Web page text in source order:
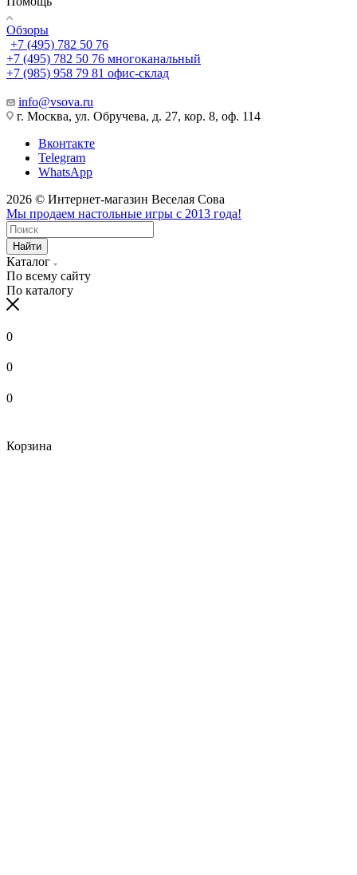
Обзоры
+7 (495) 782 50 76
+7 (495) 782 50 76 многоканальный
+7 (985) 958 79 81 офис-склад
info@vsova.ru
г. Москва, ул. Обручева, д. 27, кор. 8, оф. 114
Вконтакте
Telegram
WhatsApp
2026 © Интернет-магазин Веселая Сова
Мы продаем настольные игры с 2013 года!
Найти
Каталог
По всему сайту
По каталогу
0
0
0
Корзина